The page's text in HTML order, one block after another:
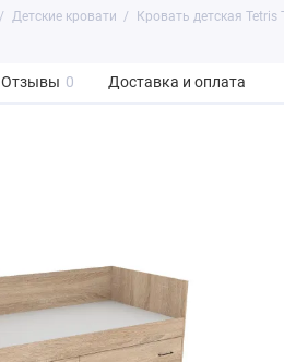
Детские кровати Кровать детская
Отзывы 0 Доставка и оплата